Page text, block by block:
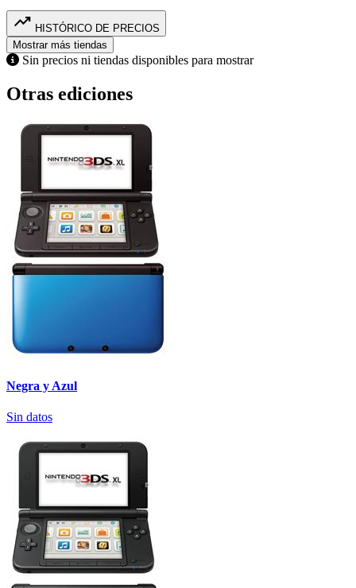
trending_up HISTÓRICO DE PRECIOS
Mostrar más tiendas
Sin precios ni tiendas disponibles para mostrar
Otras ediciones
Negra y Azul
Sin datos